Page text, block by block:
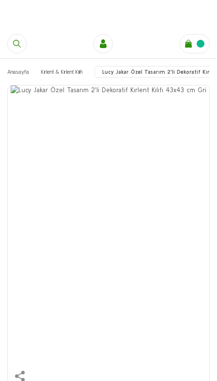
Anasayfa Kırlent & Kırlent Kılıfı Lucy Jakar Özel Tasarım 2'li Dekoratif